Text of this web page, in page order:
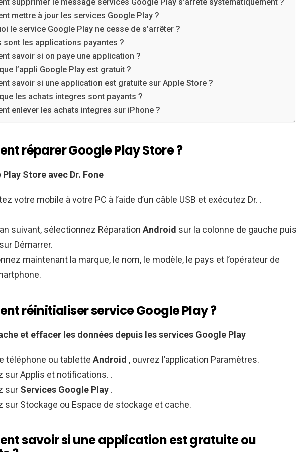
mettre à jour les services Google Play ?
le service Google Play ne cesse de s’arrêter ?
sont les applications payantes ?
savoir si on paye une application ?
l’appli Google Play est gratuit ?
savoir si une application est gratuite sur Apple Store ?
les achats integres sont payants ?
enlever les achats integres sur iPhone ?
réparer Google Play Store ?
Play Store avec Dr. Fone
votre mobile à votre PC à l’aide d’un câble USB et exécutez Dr. .
suivant, sélectionnez Réparation Android sur la colonne de gauche puis
Démarrer.
maintenant la marque, le nom, le modèle, le pays et l’opérateur de
réinitialiser service Google Play ?
et effacer les données depuis lesservices Google Play
téléphone ou tablette Android , ouvrez l’application Paramètres.
sur Applis et notifications. .
sur Services Google Play .
sur Stockage ou Espace de stockage et cache.
savoir si une application est gratuite ou